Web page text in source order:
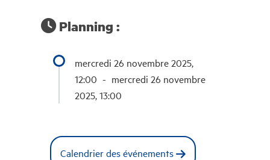
Planning :
mercredi 26 novembre 2025,
12:00 - mercredi 26 novembre
2025, 13:00
Calendrier des événements